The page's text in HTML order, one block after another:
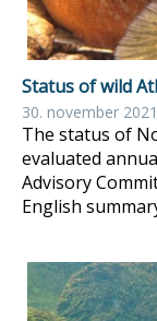
Status of wild
30. november 2021
The status of
evaluated
Advisory
English